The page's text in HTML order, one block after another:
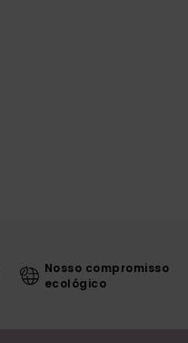
Nosso compromisso
ecológico